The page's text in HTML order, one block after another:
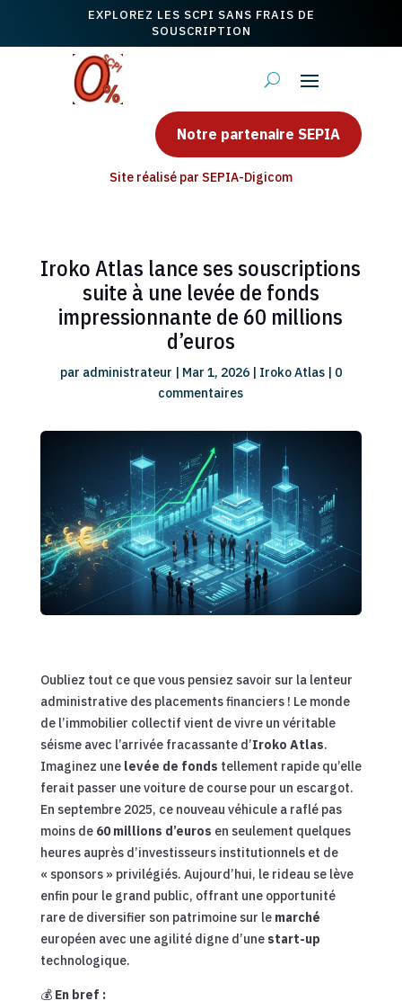
EXPLOREZ LES SCPI SANS FRAIS DE
SOUSCRIPTION
Notre partenaire SEPIA
Site réalisé par SEPIA-Digicom
Iroko Atlas lance ses souscriptions
suite à une levée de fonds
impressionnante de 60 millions
d’euros
par administrateur | Mar 1, 2026| Iroko Atlas| 0
commentaires
Oubliez tout ce que vous pensiez savoir sur la lenteur
administrative des placements financiers ! Le monde
de l’immobilier collectif vient de vivre un véritable
séisme avec l’arrivée fracassante d’Iroko Atlas.
Imaginez une levée de fonds tellement rapide qu’elle
ferait passer une voiture de course pour un escargot.
En septembre 2025, ce nouveau véhicule a raflé pas
moins de 60 millions d’euros en seulement quelques
heures auprès d’investisseurs institutionnels et de
« sponsors » privilégiés. Aujourd’hui, le rideau se lève
enfin pour le grand public, offrant une opportunité
rare de diversifier son patrimoine sur le marché
européen avec une agilité digne d’une start-up
technologique.
💰 En bref :